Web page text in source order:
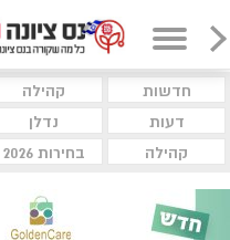
חדשות קהילה
דעות
נדלן
קהילה
בחירות 2026